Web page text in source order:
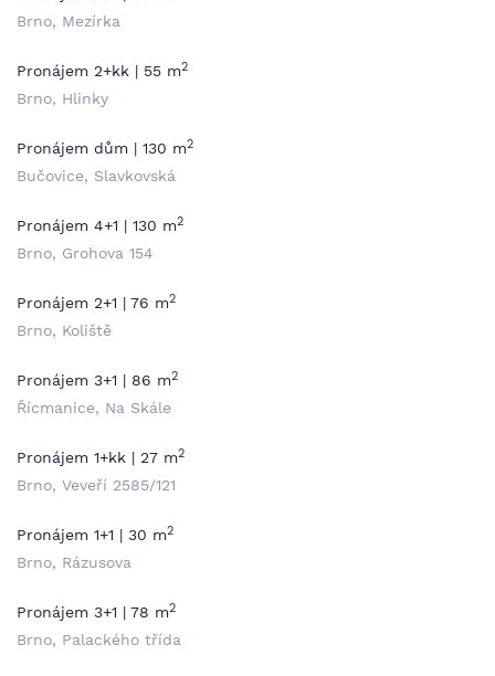
Brno, Mezírka
Pronájem 2+kk | 55 m2
Brno, Hlinky
Pronájem dům | 130 m2
Bučovice, Slavkovská
Pronájem 4+1 | 130 m2
Brno, Grohova 154
Pronájem 2+1 | 76 m2
Brno, Koliště
Pronájem 3+1 | 86 m2
Řícmanice, Na Skále
Pronájem 1+kk | 27 m2
Brno, Veveří 2585/121
Pronájem 1+1 | 30 m2
Brno, Rázusova
Pronájem 3+1 | 78 m2
Brno, Palackého třída